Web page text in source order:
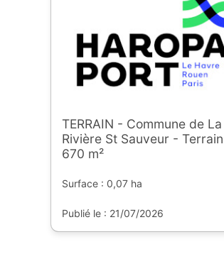
TERRAIN - Commune de La
Rivière St Sauveur -
670 m²
Surface : 0,07 ha
Publié le : 21/07/2026